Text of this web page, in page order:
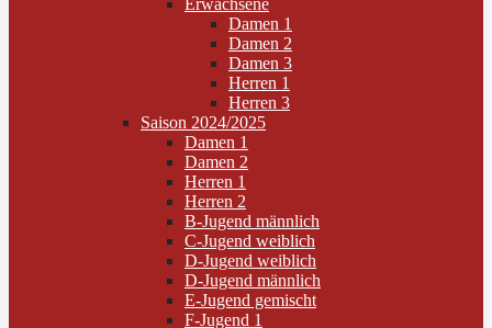
Erwachsene
Damen 1
Damen 2
Damen 3
Herren 1
Herren 3
Saison 2024/2025
Damen 1
Damen 2
Herren 1
Herren 2
B-Jugend männlich
C-Jugend weiblich
D-Jugend weiblich
D-Jugend männlich
E-Jugend gemischt
F-Jugend 1